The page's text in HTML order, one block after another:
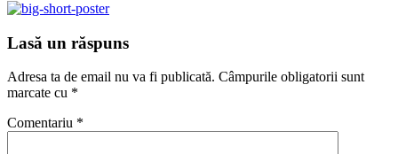
Lasă un răspuns
Adresa ta de email nu va fi publicată. Câmpurile obligatorii sunt
marcate cu *
Comentariu *